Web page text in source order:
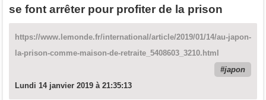
se font arrêter pour profiter de la prison
https://www.lemonde.fr/international/article/2019/01/14/au-japon-
la-prison-comme-maison-de-retraite_5408603_3210.html
japon
Lundi 14 janvier 2019 à 21:35:13